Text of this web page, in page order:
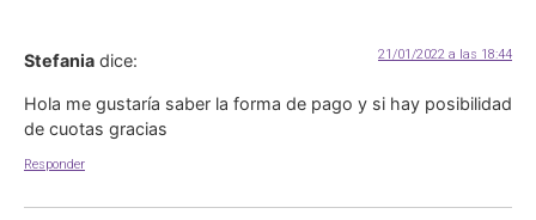
Stefania dice: 21/01/2022 a las 18:44
Hola me gustaría saber la forma de pago y si hay posibilidad
de cuotas gracias
Responder